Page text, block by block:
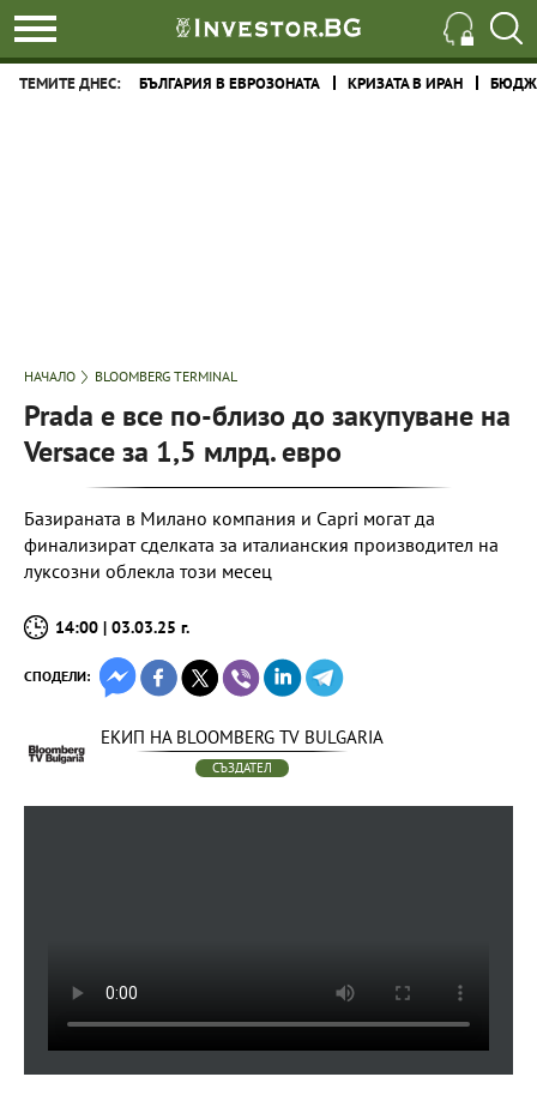
ТЕМИТЕ ДНЕС: БЪЛГАРИЯ В ЕВРОЗОНАТА КРИЗАТА В ИРАН
НАЧАЛО BLOOMBERG TERMINAL
Prada е все по-близо до закупуване на
Versace за 1,5 млрд. евро
Базираната в Милано компания и Capri могат да
финализират сделката за италианския производител на
луксозни облекла този месец
14:00 | 03.03.25 г.
СПОДЕЛИ:
ЕКИП НА BLOOMBERG TV BULGARIA
СЪЗДАТЕЛ